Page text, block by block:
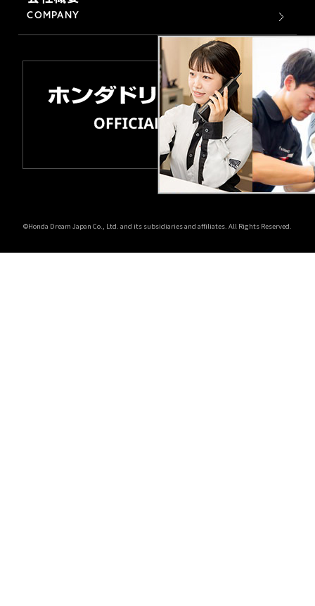
COMPANY
©Honda Dream Japan Co., Ltd. and its subsidiaries and affiliates. All Rights Reserved.